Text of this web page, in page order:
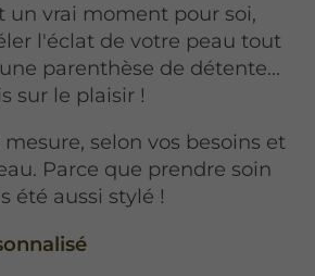
un vrai moment pour soi,
l'éclat de votre peau tout
parenthèse de détente...
sur le plaisir !
selon vos besoins et
Parce que prendre soin
été aussi stylé !